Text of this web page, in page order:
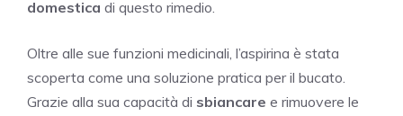
domestica di questo rimedio.
Oltre alle sue funzioni medicinali, l’aspirina è stata
scoperta come una soluzione pratica per il bucato.
Grazie alla sua capacità di sbiancare e rimuovere le